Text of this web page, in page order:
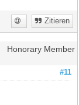
Zitieren
Honorary Member
#11